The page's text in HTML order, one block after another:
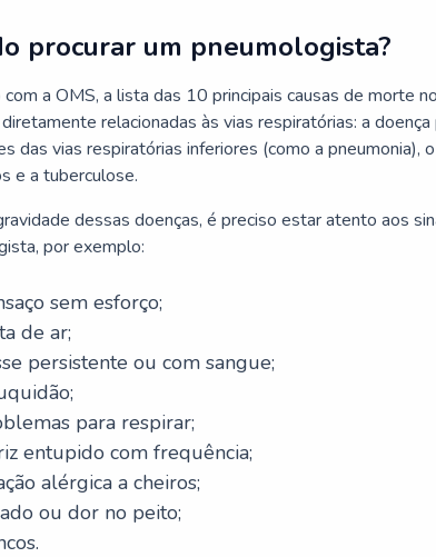
procurar um pneumologista?
a OMS, a lista das 10 principais causas de morte
relacionadas às vias respiratórias: a
das vias respiratórias inferiores (como a pneumonia),
e a tuberculose.
dessas doenças, é preciso estar atento aos
por exemplo:
sem esforço;
de ar;
persistente ou com sangue;
para respirar;
entupido com frequência;
alérgica a cheiros;
ou dor no peito;